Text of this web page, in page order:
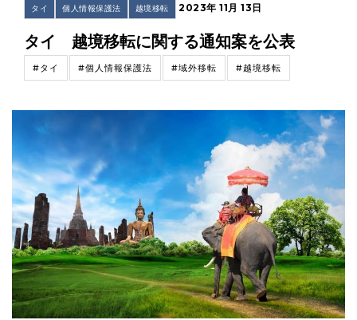
タイ 個人情報保護法 越境移転 2023年 11月 13日
タイ 越境移転に関する通知案を公表
#タイ #個人情報保護法 #域外移転 #越境移転